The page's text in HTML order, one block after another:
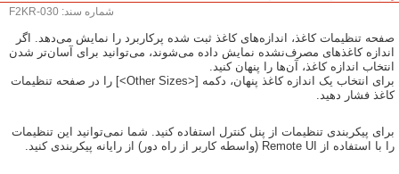
شماره سند: F2KR-030
صفحه تنظیمات کاغذ، اندازه‌های کاغذ ثبت شده پرکاربرد را نمایش می‌دهد. اگر
اندازه‌‌ کاغذهای مصرف‌نشده نمایش داده می‌شوند، می‌توانید برای آسان‌تر شدن
انتخاب اندازه کاغذ، آن‌ها را پنهان کنید.
برای انتخاب یک اندازه کاغذ پنهان، دکمه [<Other Sizes>] را در صفحه تنظیمات
کاغذ فشار دهید.
برای پیکربندی تنظیمات از پنل کنترل استفاده کنید. شما نمی‌توانید این تنظیمات
را با استفاده از ‏Remote UI (واسطه کاربر از راه دور) از رایانه پیکربندی کنید.